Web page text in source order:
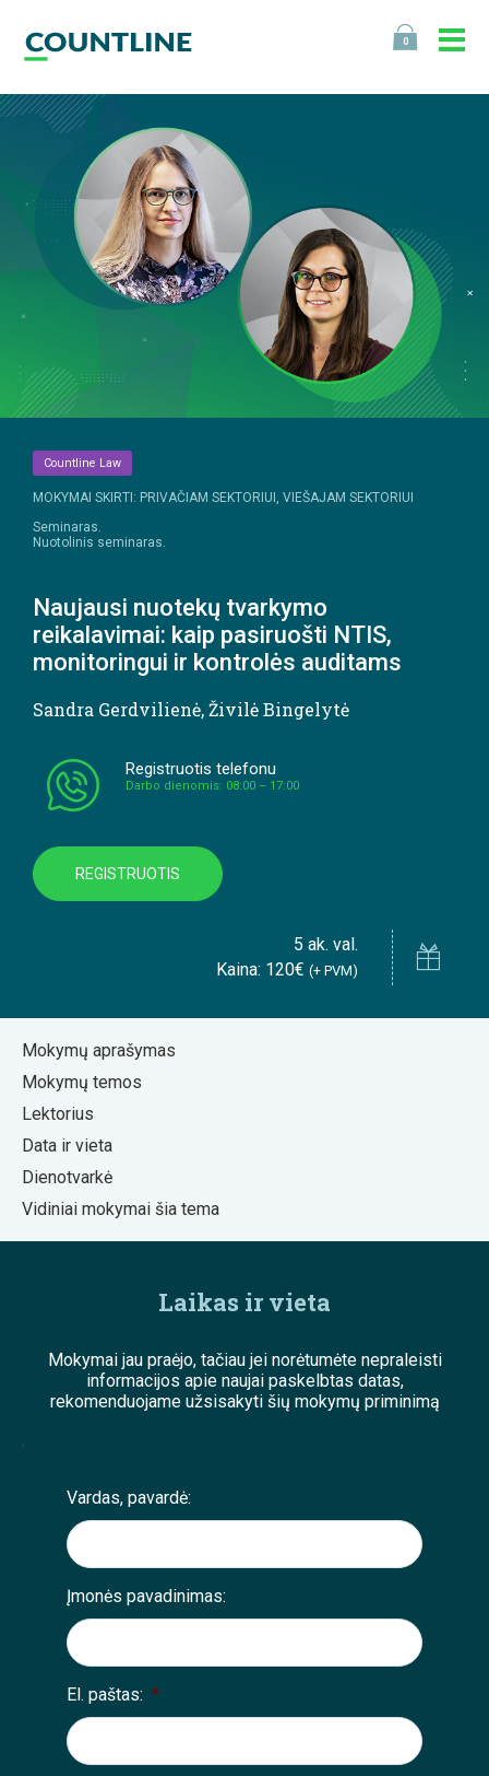
0
Countline Law
MOKYMAI SKIRTI: PRIVAČIAM SEKTORIUI, VIEŠAJAM SEKTORIUI
Seminaras.
Nuotolinis seminaras.
Naujausi nuotekų tvarkymo
reikalavimai: kaip pasiruošti NTIS,
monitoringui ir kontrolės auditams
Sandra Gerdvilienė,Živilė Bingelytė
Registruotis telefonu
Darbo dienomis: 08:00 – 17:00
REGISTRUOTIS
5 ak. val.
Kaina: 120€ (+ PVM)
Mokymų aprašymas
Mokymų temos
Lektorius
Data ir vieta
Dienotvarkė
Vidiniai mokymai šia tema
Laikas ir vieta
Mokymai jau praėjo, tačiau jei norėtumėte nepraleisti
informacijos apie naujai paskelbtas datas,
rekomenduojame užsisakyti šių mokymų priminimą
;
Vardas, pavardė:
Įmonės pavadinimas:
El. paštas: *